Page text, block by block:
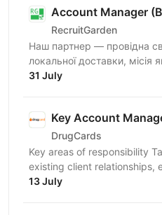
Account Manager
RecruitGarden
Наш партнер — провідна
локальної доставки, місія
забезпечувати
31 July
Key Account
DrugCards
Key areas of responsibility Take the lead on managing
existing client relationships,
their business goals and
13 July